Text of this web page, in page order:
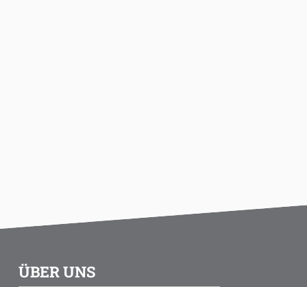
ÜBER UNS